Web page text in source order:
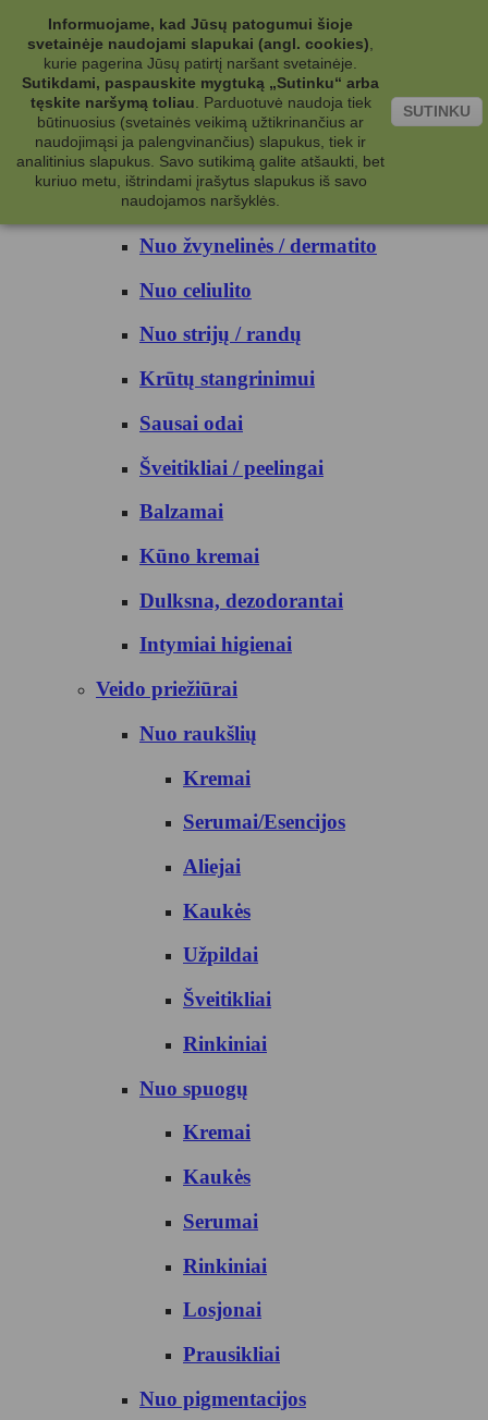
Kategorijos
Kosmetika
Kūno priežiūrai
Nuo prakaito
Kūno prausikliai
Nuo žvynelinės / dermatito
Nuo celiulito
Nuo strijų / randų
Krūtų stangrinimui
Sausai odai
Šveitikliai / peelingai
Balzamai
Kūno kremai
Dulksna, dezodorantai
Intymiai higienai
Veido priežiūrai
Nuo raukšlių
Kremai
Serumai/Esencijos
Aliejai
Kaukės
Užpildai
Šveitikliai
Rinkiniai
Nuo spuogų
Kremai
Kaukės
Serumai
Rinkiniai
Losjonai
Prausikliai
Nuo pigmentacijos
Informuojame, kad Jūsų patogumui šioje
svetainėje naudojami slapukai (angl. cookies)
kurie pagerina Jūsų patirtį naršant svetainėje.
Sutikdami, paspauskite mygtuką „Sutinku“ arba
tęskite naršymą toliau
Parduotuvė naudoja tiek
būtinuosius (svetainės veikimą užtikrinančius ar
naudojimąsi ja palengvinančius) slapukus, tiek ir
analitinius slapukus. Savo sutikimą galite atšaukti, bet
kuriuo metu, ištrindami įrašytus slapukus iš savo
naudojamos naršyklės.
SUTINKU